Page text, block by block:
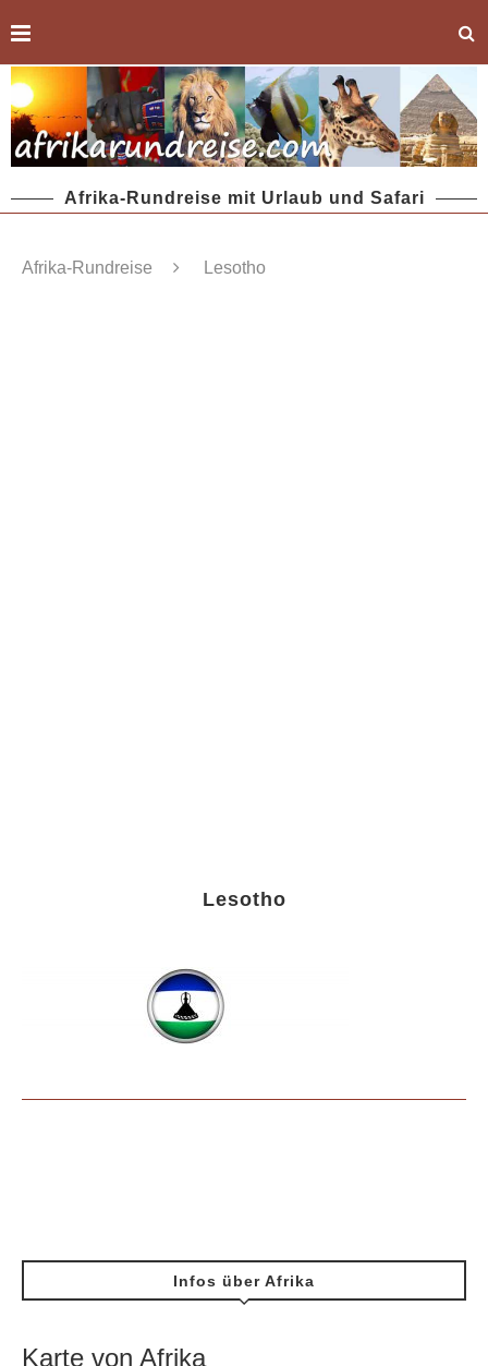
Afrika-Rundreise mit Urlaub und Safari
Afrika-Rundreise Lesotho
Lesotho
Infos über Afrika
Karte von Afrika